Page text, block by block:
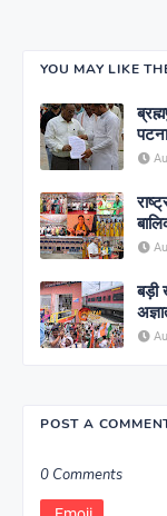
YOU MAY LIKE
POST A
0 Comments